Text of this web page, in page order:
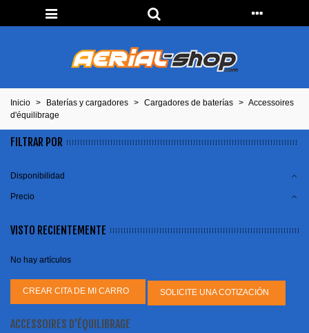
Inicio > Baterías y cargadores > Cargadores de baterías > Accessoires
d'équilibrage
FILTRAR POR
Disponibilidad
Precio
VISTO RECIENTEMENTE
No hay artículos
CREAR CITA DE MI CARRO SOLICITE UNA COTIZACIÓN
ACCESSOIRES D'ÉQUILIBRAGE